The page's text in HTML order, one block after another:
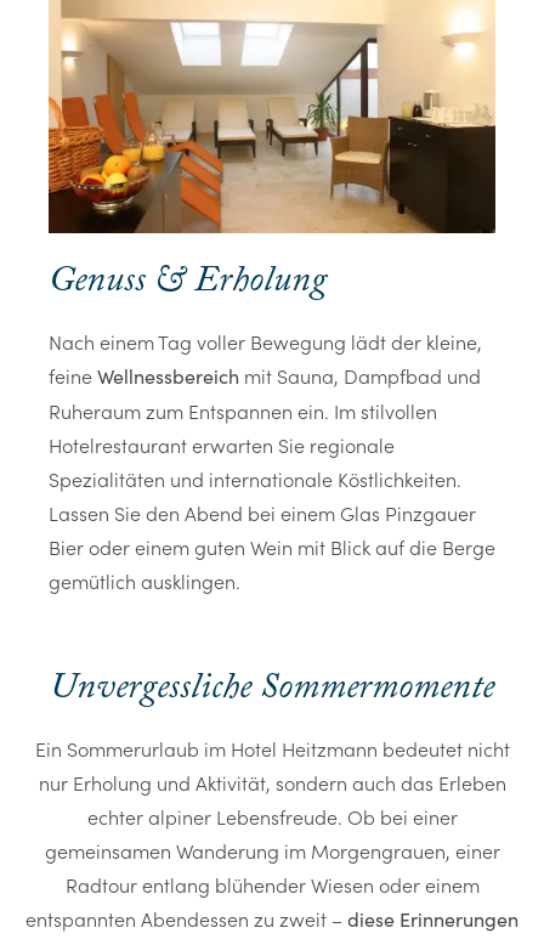
Genuss & Erholung
Nach einem Tag voller Bewegung lädt der kleine,
feineWellnessbereich mit Sauna, Dampfbad und
Ruheraum zum Entspannen ein. Im stilvollen
Hotelrestaurant erwarten Sie regionale
Spezialitäten und internationale Köstlichkeiten.
Lassen Sie den Abend bei einem Glas Pinzgauer
Bier oder einem guten Wein mit Blick auf die Berge
gemütlich ausklingen.
Unvergessliche Sommermomente
Ein Sommerurlaub im Hotel Heitzmann bedeutet nicht
nur Erholung und Aktivität, sondern auch das Erleben
echter alpiner Lebensfreude. Ob bei einer
gemeinsamen Wanderung im Morgengrauen, einer
Radtour entlang blühender Wiesen oder einem
entspannten Abendessen zu zweit –diese Erinnerungen